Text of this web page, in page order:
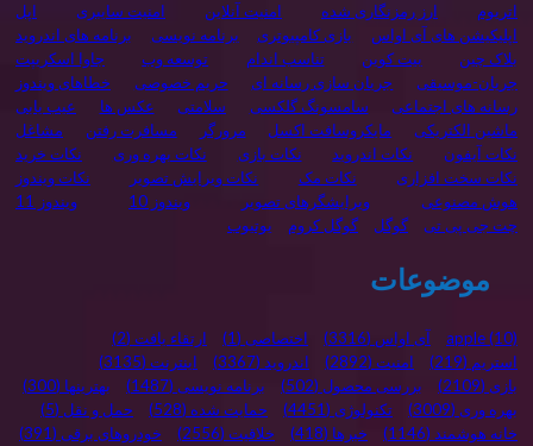
اتریوم ارز رمزنگاری شده امنیت آنلاین امنیت سایبری
اپل
اپلیکیشن های آی اواس
بازی کامپیوتری برنامه نويسی
برنامه های اندروید
بلاک چین
بیت کوین تناسب اندام توسعه وب
جاوا اسکریپت
جریان-موسیقی
جریان سازی رسانه ای حریم خصوصی
خطاهای ویندوز
رسانه های اجتماعی
سامسونگ گلکسی سلامتی عکس ها
عیب یابی
ماشین الکتریکی
مایکروسافت اکسل مرورگر مسافرت رفتن
مشاغل
نکات آیفون
نکات اندروید نکات بازی نکات بهره وری
نکات خرید
نکات سخت افزاری
نکات مک نکات ویرایش تصویر
نکات ویندوز
هوش مصنوعی
ویرایشگرهای تصویر ویندوز 10
ویندوز 11
چت جی پی تی
گوگل گوگل کروم یوتیوب
موضوعات
apple(10) آی اواس (3316) اختصاصی (1) ارتقاء یافت (2)
استریم (219) امنیت (2892) اندروید (3367) اینترنت (3135)
بازی (2109) بررسی محصول (502) برنامه نویسی (1487) بهترینها (300)
بهره وری (3009) تکنولوژی (4451) حمایت شده (528) حمل و نقل (5)
خانه هوشمند (1146) خبرها (418) خلاقیت (2556) خودروهای برقی (391)